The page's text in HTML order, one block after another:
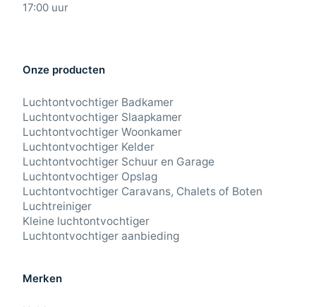
17:00 uur
Onze producten
Luchtontvochtiger Badkamer
Luchtontvochtiger Slaapkamer
Luchtontvochtiger Woonkamer
Luchtontvochtiger Kelder
Luchtontvochtiger Schuur en Garage
Luchtontvochtiger Opslag
Luchtontvochtiger Caravans, Chalets of Boten
Luchtreiniger
Kleine luchtontvochtiger
Luchtontvochtiger aanbieding
Merken